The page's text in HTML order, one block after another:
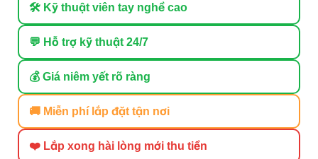
🛠 Kỹ thuật viên tay nghề cao
💬 Hỗ trợ kỹ thuật 24/7
💰 Giá niêm yết rõ ràng
🚚 Miễn phí lắp đặt tận nơi
❤️ Lắp xong hài lòng mới thu tiền